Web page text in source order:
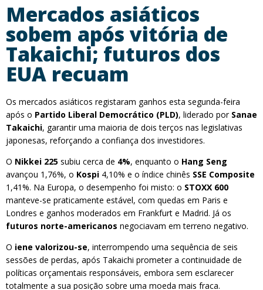
Mercados asiáticos
sobem após vitória de
Takaichi; futuros dos
EUA recuam
Os mercados asiáticos registaram ganhos esta segunda-feira
após o Partido Liberal Democrático (PLD), liderado por Sanae
Takaichi, garantir uma maioria de dois terços nas legislativas
japonesas, reforçando a confiança dos investidores.
O Nikkei 225 subiu cerca de 4%, enquanto o Hang Seng
avançou 1,76%, o Kospi 4,10% e o índice chinês SSE Composite
1,41%. Na Europa, o desempenho foi misto: o STOXX 600
manteve-se praticamente estável, com quedas em Paris e
Londres e ganhos moderados em Frankfurt e Madrid. Já os
futuros norte-americanos negociavam em terreno negativo.
O iene valorizou-se, interrompendo uma sequência de seis
sessões de perdas, após Takaichi prometer a continuidade de
políticas orçamentais responsáveis, embora sem esclarecer
totalmente a sua posição sobre uma moeda mais fraca.